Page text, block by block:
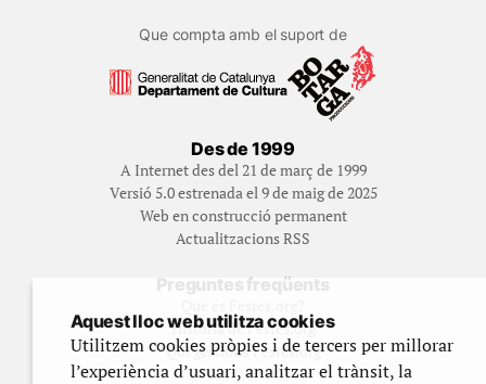
Que compta amb el suport de
Des de 1999
A Internet des del 21 de març de 1999
Versió 5.0 estrenada el 9 de maig de 2025
Web en construcció permanent
Actualitzacions RSS
Preguntes freqüents
Història de Festes.org
Qui gestiona Festes.org
Aquest lloc web utilitza cookies
Utilitzem cookies pròpies i de tercers per millorar
l’experiència d’usuari, analitzar el trànsit, la